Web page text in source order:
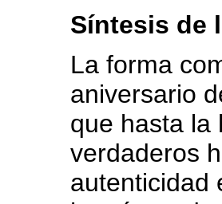
Síntesis de
La forma
aniversario
que hasta la
verdaderos
autenticidad